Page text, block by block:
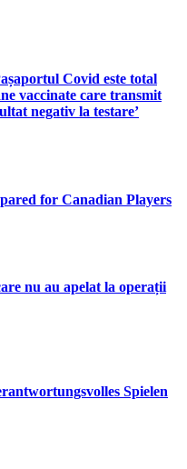
Covid este total
vaccinate care transmit
negativ la testare’
for Canadian Players
nu au apelat la operații
Spielen